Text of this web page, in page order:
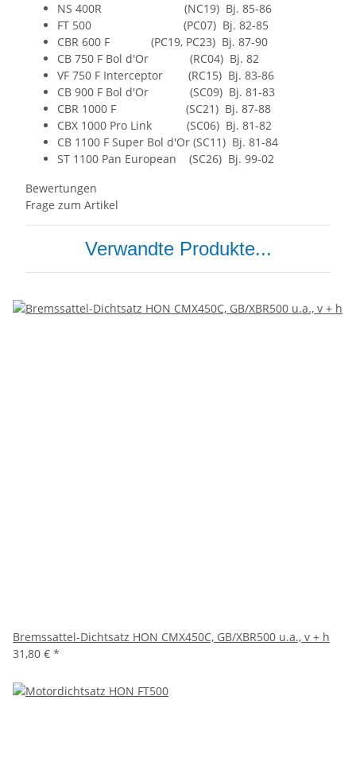
NS 400R (NC19) Bj. 85-86
FT 500 (PC07) Bj. 82-85
CBR 600 F (PC19, PC23) Bj. 87-90
CB 750 F Bol d'Or (RC04) Bj. 82
VF 750 F Interceptor (RC15) Bj. 83-86
CB 900 F Bol d'Or (SC09) Bj. 81-83
CBR 1000 F (SC21) Bj. 87-88
CBX 1000 Pro Link (SC06) Bj. 81-82
CB 1100 F Super Bol d'Or (SC11) Bj. 81-84
ST 1100 Pan European (SC26) Bj. 99-02
Bewertungen
Frage zum Artikel
Verwandte Produkte...
Bremssattel-Dichtsatz HON CMX450C, GB/XBR500 u.a., v + h
31,80 € *